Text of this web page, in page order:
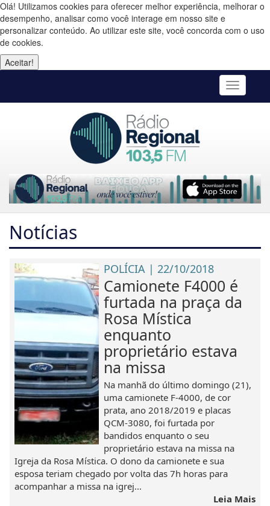
Olá! Utilizamos cookies para oferecer melhor experiência, melhorar o
desempenho, analisar como você interage em nosso site e
personalizar conteúdo. Ao utilizar este site, você concorda com o uso
de cookies.
Aceitar!
Toggle
Notícias
POLÍCIA | 22/10/2018
Camionete F4000 é
furtada na praça da
Rosa Mística
enquanto
proprietário estava
na missa
Na manhã do último domingo (21),
uma camionete F-4000, de cor
prata, ano 2018/2019 e placas
QCM-3080, foi furtada por
bandidos enquanto o seu
proprietário estava na missa na
Igreja da Rosa Mística. O dono da camionete e sua
esposa teriam chegado por volta das 7h horas para
acompanhar a missa na igrej...
Leia Mais